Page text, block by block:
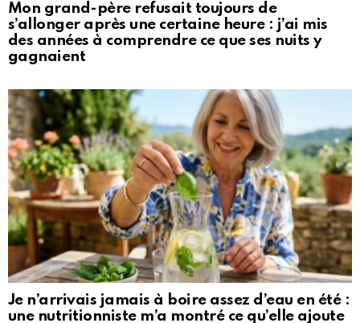
Mon grand-père refusait toujours de
s’allonger après une certaine heure : j’ai mis
des années à comprendre ce que ses nuits y
gagnaient
Je n’arrivais jamais à boire assez d’eau en été :
une nutritionniste m’a montré ce qu’elle ajoute